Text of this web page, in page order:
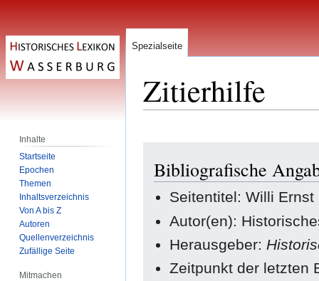
Zitierhilfe
Navigation
springen
Suche
springen
Bibliografische
Seitentitel: Willi Ernst
Autor(en):
Herausgeber:
Zeitpunkt der letzten
Spezialseite
Inhalte
Startseite
Epochen
Themen
Inhaltsverzeichnis
Von A bis Z
Autoren
Quellenverzeichnis
Zufällige Seite
Mitmachen